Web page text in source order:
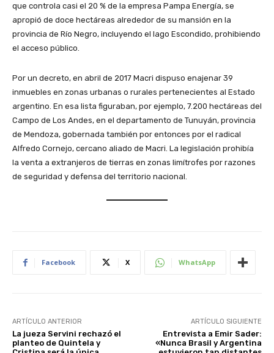
que controla casi el 20 % de la empresa Pampa Energía, se
apropió de doce hectáreas alrededor de su mansión en la
provincia de Río Negro, incluyendo el lago Escondido, prohibiendo
el acceso público.
Por un decreto, en abril de 2017 Macri dispuso enajenar 39
inmuebles en zonas urbanas o rurales pertenecientes al Estado
argentino. En esa lista figuraban, por ejemplo, 7.200 hectáreas del
Campo de Los Andes, en el departamento de Tunuyán, provincia
de Mendoza, gobernada también por entonces por el radical
Alfredo Cornejo, cercano aliado de Macri. La legislación prohibía
la venta a extranjeros de tierras en zonas limítrofes por razones
de seguridad y defensa del territorio nacional.
Facebook X WhatsApp
ARTÍCULO ANTERIOR
La jueza Servini rechazó el
planteo de Quintela y
ARTÍCULO SIGUIENTE
Entrevista a Emir Sader:
«Nunca Brasil y Argentina